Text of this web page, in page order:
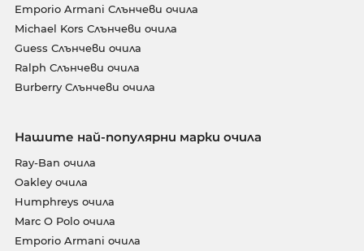
Emporio Armani Слънчеви очила
Michael Kors Слънчеви очила
Guess Слънчеви очила
Ralph Слънчеви очила
Burberry Слънчеви очила
Нашите най-популярни марки очила
Ray-Ban очила
Oakley очила
Humphreys очила
Marc O Polo очила
Emporio Armani очила